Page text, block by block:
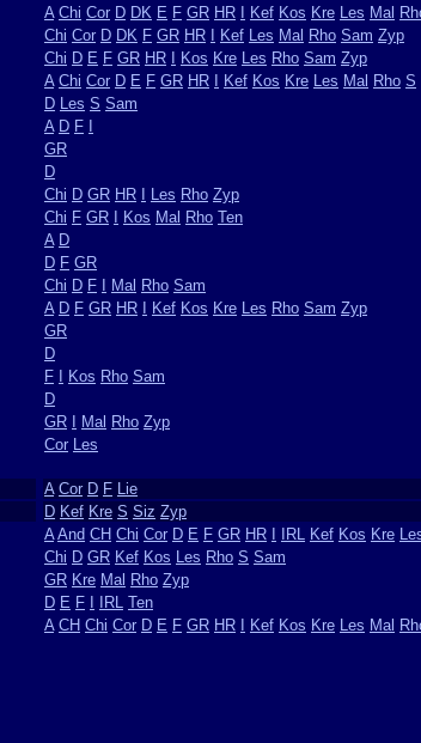
A Chi Cor D DK E F GR HR Kef Kos Kre Les Mal
Chi Cor D DK F GR HR Kef Les Mal Rho Sam Zyp
Chi D E F GR HR Kos Kre Les Rho Sam Zyp
A Chi Cor D E F GR HR Kef Kos Kre Les Mal Rho S
D Les S Sam
A D F
GR
D
Chi D GR HR Les Rho Zyp
Chi F GR Kos Mal Rho Ten
A D
D F GR
Chi D F Mal Rho Sam
A D F GR HR Kef Kos Kre Les Rho Sam Zyp
GR
D
F Kos Rho Sam
D
GR Mal Rho Zyp
Cor Les
A Cor D F Lie
D Kef Kre S Siz Zyp
A And CH Chi Cor D E F GR HR IRL Kef Kos Kre
Chi D GR Kef Kos Les Rho S Sam
GR Kre Mal Rho Zyp
D E F IRL Ten
A CH Chi Cor D E F GR HR Kef Kos Kre Les Mal